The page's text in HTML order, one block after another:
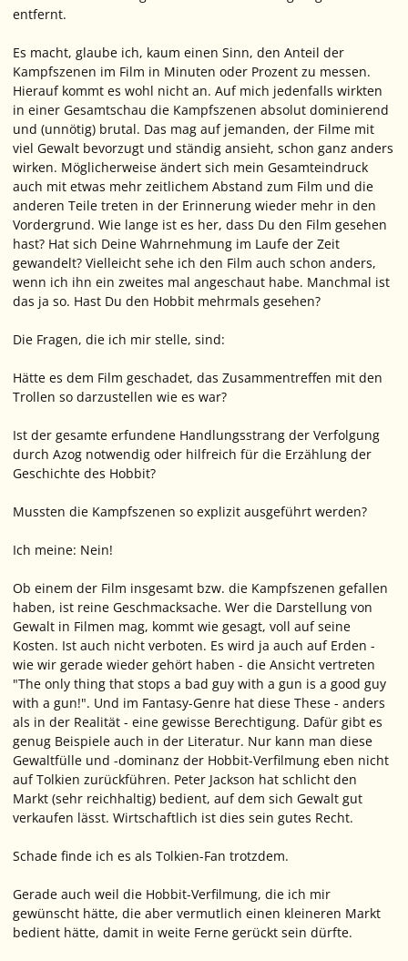
entfernt.
Es macht, glaube ich, kaum einen Sinn, den Anteil der
Kampfszenen im Film in Minuten oder Prozent zu messen.
Hierauf kommt es wohl nicht an. Auf mich jedenfalls wirkten
in einer Gesamtschau die Kampfszenen absolut dominierend
und (unnötig) brutal. Das mag auf jemanden, der Filme mit
viel Gewalt bevorzugt und ständig ansieht, schon ganz anders
wirken. Möglicherweise ändert sich mein Gesamteindruck
auch mit etwas mehr zeitlichem Abstand zum Film und die
anderen Teile treten in der Erinnerung wieder mehr in den
Vordergrund. Wie lange ist es her, dass Du den Film gesehen
hast? Hat sich Deine Wahrnehmung im Laufe der Zeit
gewandelt? Vielleicht sehe ich den Film auch schon anders,
wenn ich ihn ein zweites mal angeschaut habe. Manchmal ist
das ja so. Hast Du den Hobbit mehrmals gesehen?
Die Fragen, die ich mir stelle, sind:
Hätte es dem Film geschadet, das Zusammentreffen mit den
Trollen so darzustellen wie es war?
Ist der gesamte erfundene Handlungsstrang der Verfolgung
durch Azog notwendig oder hilfreich für die Erzählung der
Geschichte des Hobbit?
Mussten die Kampfszenen so explizit ausgeführt werden?
Ich meine: Nein!
Ob einem der Film insgesamt bzw. die Kampfszenen gefallen
haben, ist reine Geschmacksache. Wer die Darstellung von
Gewalt in Filmen mag, kommt wie gesagt, voll auf seine
Kosten. Ist auch nicht verboten. Es wird ja auch auf Erden -
wie wir gerade wieder gehört haben - die Ansicht vertreten
"The only thing that stops a bad guy with a gun is a good guy
with a gun!". Und im Fantasy-Genre hat diese These - anders
als in der Realität - eine gewisse Berechtigung. Dafür gibt es
genug Beispiele auch in der Literatur. Nur kann man diese
Gewaltfülle und -dominanz der Hobbit-Verfilmung eben nicht
auf Tolkien zurückführen. Peter Jackson hat schlicht den
Markt (sehr reichhaltig) bedient, auf dem sich Gewalt gut
verkaufen lässt. Wirtschaftlich ist dies sein gutes Recht.
Schade finde ich es als Tolkien-Fan trotzdem.
Gerade auch weil die Hobbit-Verfilmung, die ich mir
gewünscht hätte, die aber vermutlich einen kleineren Markt
bedient hätte, damit in weite Ferne gerückt sein dürfte.